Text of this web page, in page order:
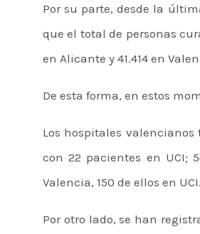
Por su parte, desde la
que el total de personas
en Alicante y 41.414 en
De esta forma, en estos
Los hospitales valencianos
con 22 pacientes en UCI;
Valencia, 150 de ellos en UCI.
Por otro lado, se han